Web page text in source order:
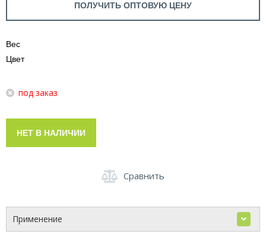
ПОЛУЧИТЬ ОПТОВУЮ ЦЕНУ
Вес
Цвет
под заказ
НЕТ В НАЛИЧИИ
Сравнить
Применение